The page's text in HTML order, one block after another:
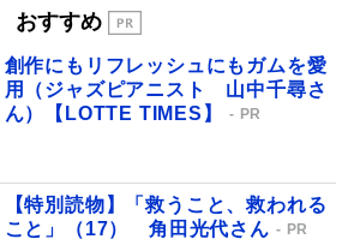
おすすめ
創作にもリフレッシュにもガムを愛
用（ジャズピアニスト 山中千尋さ
ん）【LOTTE TIMES】
PR
【特別読物】「救うこと、救われる
こと」（17） 角田光代さん
PR